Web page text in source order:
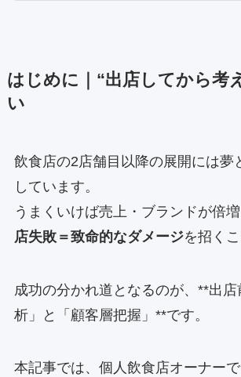
はじめに｜“出店してから考
い
飲食店の2店舗目以降の展開には夢
しています。
うまくいけば売上・ブランドが倍増
店失敗＝致命的なダメージを招くこ
成功の分かれ道となるのが、**出
析」と「顧客層把握」**です。
本記事では、個人飲食店オーナー